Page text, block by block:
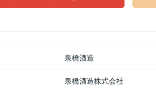
泉橋酒造
泉橋酒造株式会社